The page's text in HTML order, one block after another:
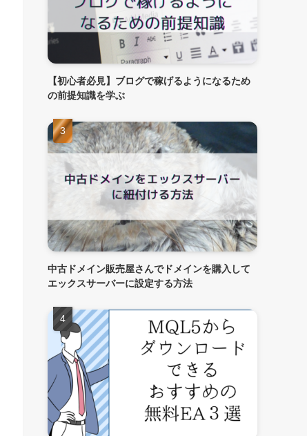
【初心者必見】ブログで稼げるようになるため
の前提知識を学ぶ
中古ドメイン販売屋さんでドメインを購入して
エックスサーバーに設定する方法